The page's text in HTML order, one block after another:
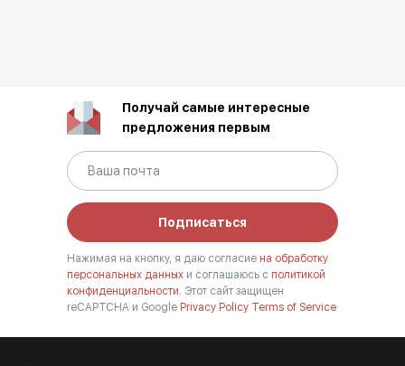
Получай самые интересные
предложения первым
Подписаться
Нажимая на кнопку, я даю согласие на обработку
персональных данных и соглашаюсь с политикой
конфиденциальности. Этот сайт защищен
reCAPTCHA и Google Privacy Policy Terms of Service